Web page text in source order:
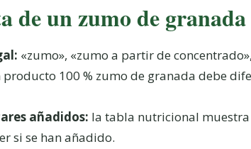
de un zumo de granada
«zumo», «zumo a partir de
producto 100 % zumo de granada debe
añadidos: la tabla nutricional
si se han añadido.